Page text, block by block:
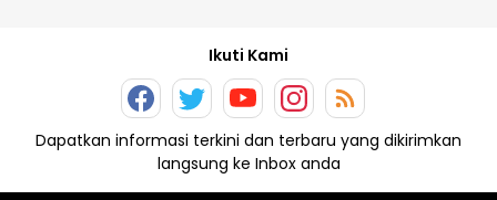
Ikuti Kami
Dapatkan informasi terkini dan terbaru yang dikirimkan
langsung ke Inbox anda